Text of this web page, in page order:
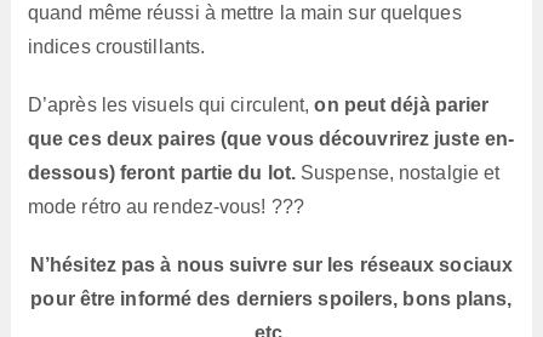
quand même réussi à mettre la main sur quelques
indices croustillants.
D’après les visuels qui circulent,on peut déjà parier
que ces deux paires (que vous découvrirez juste en-
dessous) feront partie du lot.Suspense, nostalgie et
mode rétro au rendez-vous! ???
N’hésitez pas à nous suivre sur les réseaux sociaux
pour être informé des derniers spoilers, bons plans,
etc.